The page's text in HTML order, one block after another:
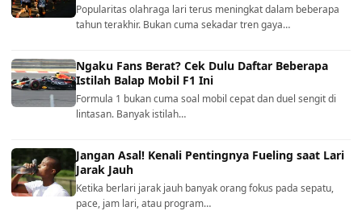
Popularitas olahraga lari terus meningkat dalam beberapa
tahun terakhir. Bukan cuma sekadar tren gaya…
Ngaku Fans Berat? Cek Dulu Daftar Beberapa
Istilah Balap Mobil F1 Ini
Formula 1 bukan cuma soal mobil cepat dan duel sengit di
lintasan. Banyak istilah…
Jangan Asal! Kenali Pentingnya Fueling saat Lari
Jarak Jauh
Ketika berlari jarak jauh banyak orang fokus pada sepatu,
pace, jam lari, atau program…